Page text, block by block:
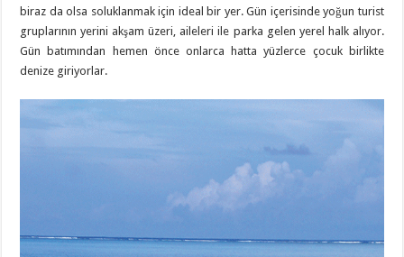
biraz da olsa soluklanmak için ideal bir yer. Gün içerisinde yoğun turist
gruplarının yerini akşam üzeri, aileleri ile parka gelen yerel halk alıyor.
Gün batımından hemen önce onlarca hatta yüzlerce çocuk birlikte
denize giriyorlar.